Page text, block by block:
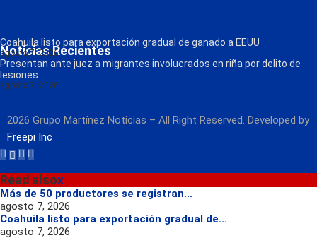
Radio
Noticias Recientes
Coahuila listo para exportación gradual de ganado a EEUU
agosto 7, 2026
Presentan ante juez a migrantes involucrados en riña por delito de
lesiones
agosto 7, 2026
2026 Grupo Martínez Noticias – All Right Reserved. Developed by
Freepi Inc
Read alsox
Más de 50 productores se registran...
agosto 7, 2026
Coahuila listo para exportación gradual de...
agosto 7, 2026